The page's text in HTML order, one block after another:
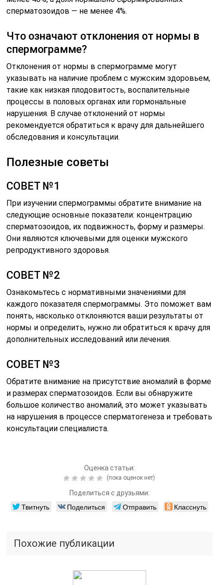
сперматозоидов — не менее 4%.
Что означают отклонения от нормы в
спермограмме?
Отклонения от нормы в спермограмме могут
указывать на наличие проблем с мужским здоровьем,
такие как низкая плодовитость, воспалительные
процессы в половых органах или гормональные
нарушения. В случае отклонений от нормы
рекомендуется обратиться к врачу для дальнейшего
обследования и консультации.
Полезные советы
СОВЕТ №1
При изучении спермограммы обратите внимание на
следующие основные показатели: концентрацию
сперматозоидов, их подвижность, форму и размеры.
Они являются ключевыми для оценки мужского
репродуктивного здоровья.
СОВЕТ №2
Ознакомьтесь с нормативными значениями для
каждого показателя спермограммы. Это поможет вам
понять, насколько отклоняются ваши результаты от
нормы и определить, нужно ли обратиться к врачу для
дополнительных исследований или лечения.
СОВЕТ №3
Обратите внимание на присутствие аномалий в форме
и размерах сперматозоидов. Если вы обнаружите
большое количество аномалий, это может указывать
на нарушения в процессе сперматогенеза и требовать
консультации специалиста.
Оценка статьи:
(пока оценок нет)
Поделиться с друзьями:
Твитнуть Поделиться Отправить Класснуть
Похожие публикации